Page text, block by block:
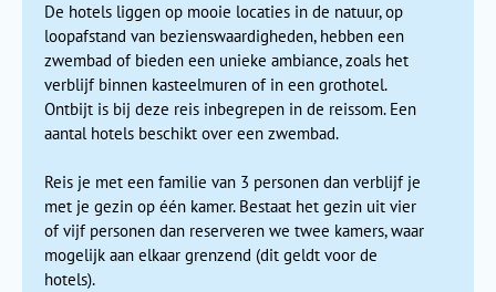
oorsprong Keltische stad werd ingenomen door de
Romeinen. De Romeinen brachten de stad vervolgens tot
bloei. Een aantal eeuwen later maakten deMorenRonda tot
één van hun belangrijkste steden. De historische gebouwen
en monumenten bieden nog steeds een venster op de oude
De hotels liggen op mooie locaties in de natuur, op
loopafstand van bezienswaardigheden, hebben een
zwembad of bieden een unieke ambiance, zoals het
verblijf binnen kasteelmuren of in een grothotel.
Ontbijt is bij deze reis inbegrepen in de reissom. Een
aantal hotels beschikt over een zwembad.
Reis je met een familie van 3 personen dan verblijf je
met je gezin op één kamer. Bestaat het gezin uit vier
of vijf personen dan reserveren we twee kamers, waar
mogelijk aan elkaar grenzend (dit geldt voor de
hotels).